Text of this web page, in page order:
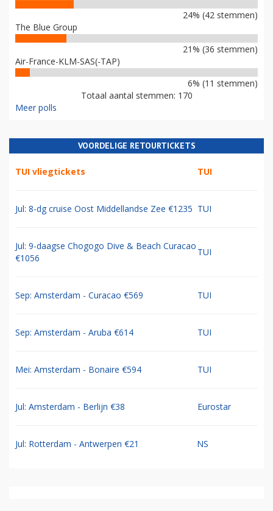
24% (42 stemmen)
The Blue Group
21% (36 stemmen)
Air-France-KLM-SAS(-TAP)
6% (11 stemmen)
Totaal aantal stemmen: 170
Meer polls
VOORDELIGE RETOURTICKETS
TUI vliegtickets TUI
Jul: 8-dg cruise Oost Middellandse Zee €1235 TUI
Jul: 9-daagse Chogogo Dive & Beach Curacao
€1056
TUI
Sep: Amsterdam - Curacao €569 TUI
Sep: Amsterdam - Aruba €614 TUI
Mei: Amsterdam - Bonaire €594 TUI
Jul: Amsterdam - Berlijn €38 Eurostar
Jul: Rotterdam - Antwerpen €21 NS